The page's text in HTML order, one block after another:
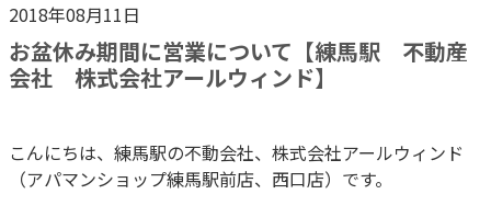
2018年08月11日
お盆休み期間に営業について【練馬駅 不動産
会社 株式会社アールウィンド】
こんにちは、練馬駅の不動会社、株式会社アールウィンド
（アパマンショップ練馬駅前店、西口店）です。